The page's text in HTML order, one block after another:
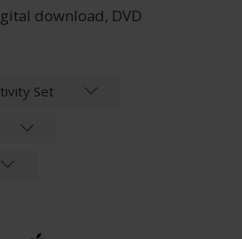
download, DVD
Set